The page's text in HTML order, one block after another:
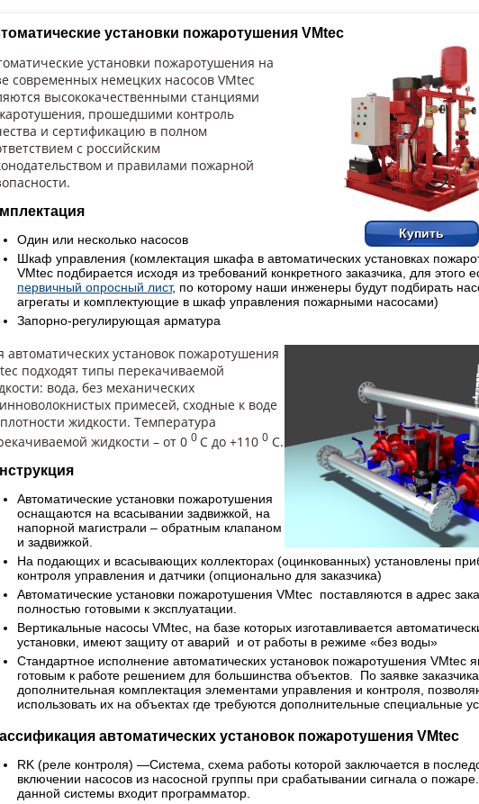
установки пожаротушения VMtec
Купить
установки пожаротушения на
современных немецких насосов VMtec
высококачественными станциями
прошедшими контроль
и сертификацию в полном
с российским
и правилами пожарной
Один или несколько насосов
Шкаф управления (комлектация шкафа в автоматических установках
VMtec подбирается исходя из требований конкретного заказчика, для этого
первичный опросный лист, по которому наши инженеры будут подбирать
агрегаты и комплектующие в шкаф управления пожарными насосами)
Запорно-регулирующая арматура
автоматических установок пожаротушения
подходят типы перекачиваемой
вода, без механических
примесей, сходные к воде
жидкости. Температура
жидкости – от 0 0 С до +110 0 С.
Автоматические установки пожаротушения
оснащаются на всасывании задвижкой, на
напорной магистрали – обратным клапаном
и задвижкой.
На подающих и всасывающих коллекторах (оцинкованных) установлены
контроля управления и датчики (опционально для заказчика)
Автоматические установки пожаротушения VMtec поставляются в адрес
полностью готовыми к эксплуатации.
Вертикальные насосы VMtec, на базе которых изготавливается
установки, имеют защиту от аварий и от работы в режиме «без воды»
Стандартное исполнение автоматических установок пожаротушения VMtec
готовым к работе решением для большинства объектов. По заявке
дополнительная комплектация элементами управления и контроля,
использовать их на объектах где требуются дополнительные специальные
автоматических установок пожаротушения VMtec
RK (реле контроля) —Система, схема работы которой заключается в
включении насосов из насосной группы при срабатывании сигнала о
данной системы входит программатор.